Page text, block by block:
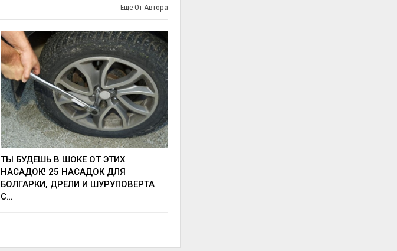
Еще От Автора
ТЫ БУДЕШЬ В ШОКЕ ОТ ЭТИХ
НАСАДОК! 25 НАСАДОК ДЛЯ
БОЛГАРКИ, ДРЕЛИ И ШУРУПОВЕРТА
С…